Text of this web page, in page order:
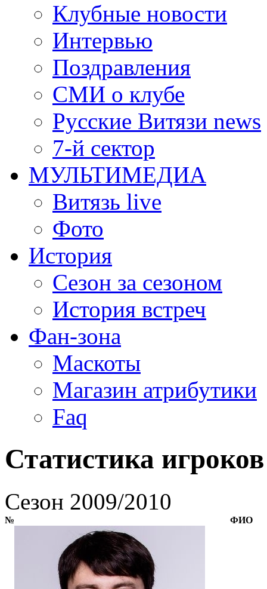
Клубные новости
Интервью
Поздравления
СМИ о клубе
Русские Витязи news
7-й сектор
МУЛЬТИМЕДИА
Витязь live
Фото
История
Сезон за сезоном
История встреч
Фан-зона
Маскоты
Магазин атрибутики
Faq
Статистика игроков
Cезон 2009/2010
№ ФИО